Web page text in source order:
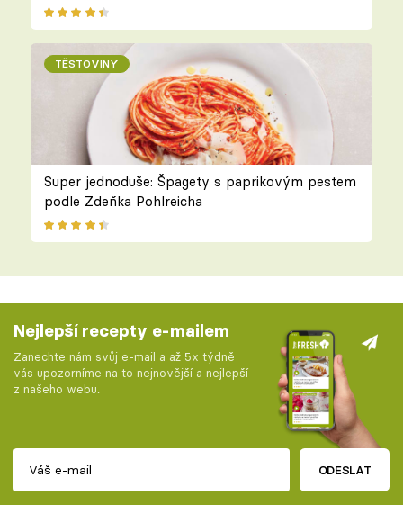
TĚSTOVINY
Super jednoduše: Špagety s paprikovým pestem
podle Zdeňka Pohlreicha
Nejlepší recepty e-mailem
Zanechte nám svůj e-mail a až 5x týdně
vás upozorníme na to nejnovější a nejlepší
z našeho webu.
ODESLAT